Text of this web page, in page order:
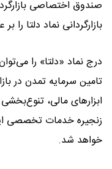
صندوق اختصاصی
بازارگردانی نماد دلتا
درج نماد «دلتا» را
تامین سرمایه تمدن در
ابزارهای مالی،
زنجیره خدمات تخصصی
خواهد شد.